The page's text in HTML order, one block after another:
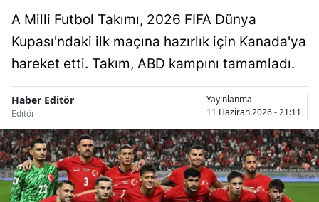
Artvin
Balıkesir
Bilecik
Bingöl
Bitlis
A Milli Futbol Takımı, 2026 FIFA Dünya
Kupası'ndaki ilk maçına hazırlık için Kanada'ya
hareket etti. Takım, ABD kampını tamamladı.
Haber Editör
Editör
Yayınlanma
11 Haziran 2026 - 21:11